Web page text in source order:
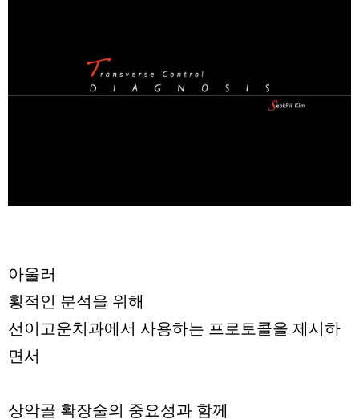
아울러
횡적인 분석을 위해
선이고운치과에서 사용하는 프로토콜을 제시하
면서
상악골 확장술의 중요성과 함께